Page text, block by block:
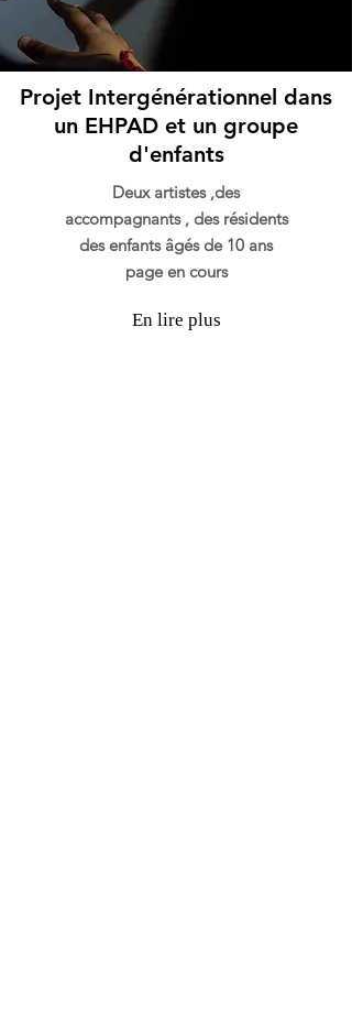
Projet Intergénérationnel dans
un EHPAD et un groupe
d'enfants
Deux artistes ,des
accompagnants , des résidents
des enfants âgés de 10 ans
page en cours
En lire plus